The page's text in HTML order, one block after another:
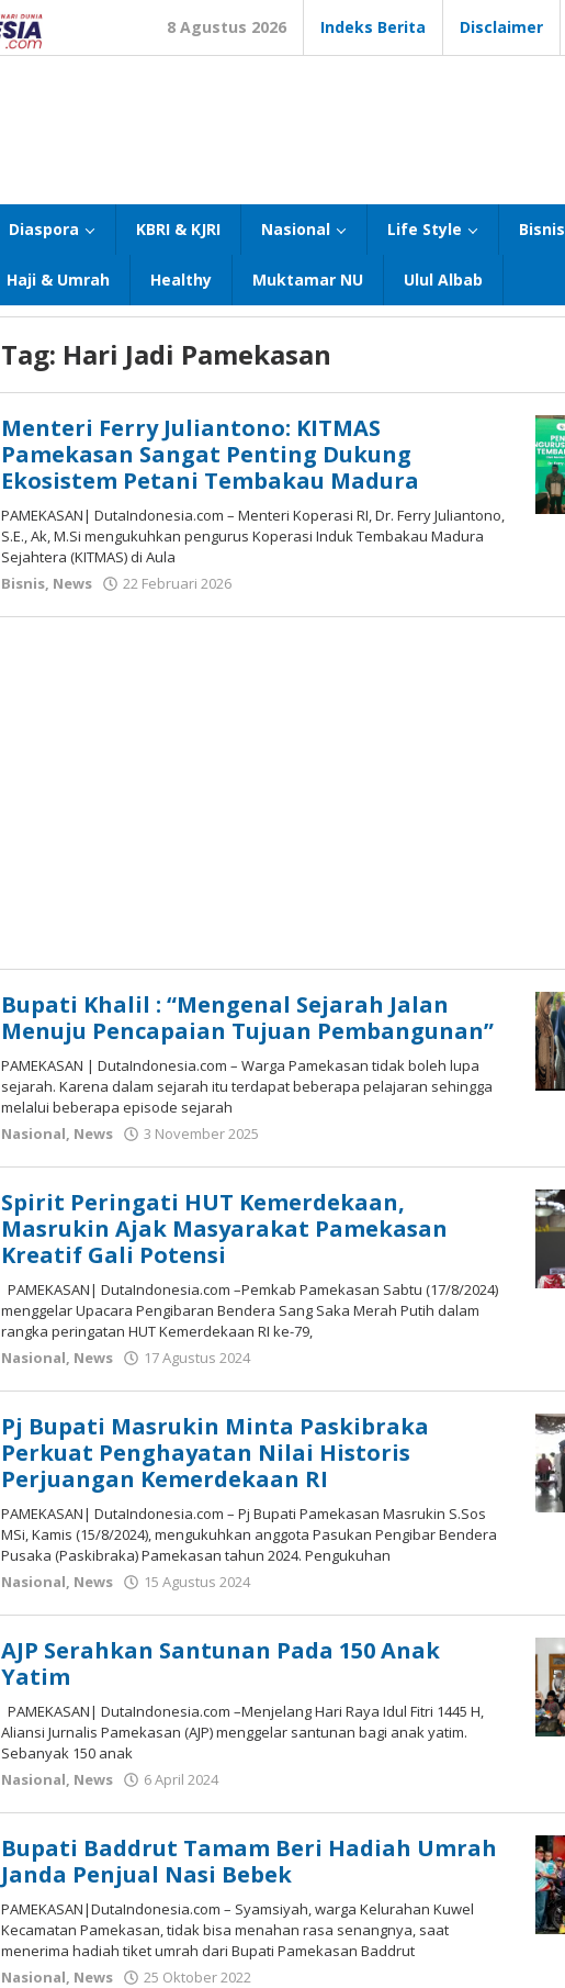
8 Agustus 2026 Indeks Berita Disclaimer
Diaspora KBRI & KJRI Nasional Life Style Bisnis
Haji & Umrah Healthy Muktamar NU Ulul Albab
Tag: Hari Jadi Pamekasan
Menteri Ferry Juliantono: KITMAS
Pamekasan Sangat Penting Dukung
Ekosistem Petani Tembakau Madura
PAMEKASAN| DutaIndonesia.com – Menteri Koperasi RI, Dr. Ferry Juliantono,
S.E., Ak, M.Si mengukuhkan pengurus Koperasi Induk Tembakau Madura
Sejahtera (KITMAS) di Aula
Bisnis, News 22 Februari 2026
Susanto
Bupati Khalil : “Mengenal Sejarah Jalan
Menuju Pencapaian Tujuan Pembangunan”
PAMEKASAN | DutaIndonesia.com – Warga Pamekasan tidak boleh lupa
sejarah. Karena dalam sejarah itu terdapat beberapa pelajaran sehingga
melalui beberapa episode sejarah
Nasional, News 3 November 2025
Susanto
Spirit Peringati HUT Kemerdekaan,
Masrukin Ajak Masyarakat Pamekasan
Kreatif Gali Potensi
PAMEKASAN| DutaIndonesia.com –Pemkab Pamekasan Sabtu (17/8/2024)
menggelar Upacara Pengibaran Bendera Sang Saka Merah Putih dalam
rangka peringatan HUT Kemerdekaan RI ke-79,
Nasional, News 17 Agustus 2024
Susanto
Pj Bupati Masrukin Minta Paskibraka
Perkuat Penghayatan Nilai Historis
Perjuangan Kemerdekaan RI
PAMEKASAN| DutaIndonesia.com – Pj Bupati Pamekasan Masrukin S.Sos
MSi, Kamis (15/8/2024), mengukuhkan anggota Pasukan Pengibar Bendera
Pusaka (Paskibraka) Pamekasan tahun 2024. Pengukuhan
Nasional, News 15 Agustus 2024
Susanto
AJP Serahkan Santunan Pada 150 Anak
Yatim
PAMEKASAN| DutaIndonesia.com –Menjelang Hari Raya Idul Fitri 1445 H,
Aliansi Jurnalis Pamekasan (AJP) menggelar santunan bagi anak yatim.
Sebanyak 150 anak
Nasional, News 6 April 2024
Susanto
Bupati Baddrut Tamam Beri Hadiah Umrah
Janda Penjual Nasi Bebek
PAMEKASAN|DutaIndonesia.com – Syamsiyah, warga Kelurahan Kuwel
Kecamatan Pamekasan, tidak bisa menahan rasa senangnya, saat
menerima hadiah tiket umrah dari Bupati Pamekasan Baddrut
Nasional, News 25 Oktober 2022